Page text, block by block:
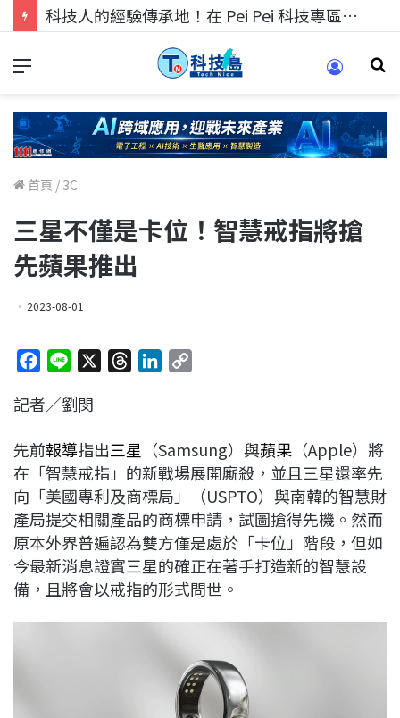
科技人的經驗傳承地！在 Pei Pei 科技專區，與學弟妹交流最硬核的技術
首頁 / 3C
三星不僅是卡位！智慧戒指將搶
先蘋果推出
2023-08-01
c
b
o
o
k
n
a
d
s
e
d
I
n
L
i
k
記者／劉閔
先前報導指出三星 （Samsung）與蘋果 （Apple）將
在「智慧戒指」的新戰場展開廝殺，並且三星還率先
向「美國專利及商標局」（USPTO）與南韓的智慧財
產局提交相關產品的商標申請，試圖搶得先機。然而
原本外界普遍認為雙方僅是處於「卡位」階段，但如
今最新消息證實三星的確正在著手打造新的智慧設
備，且將會以戒指的形式問世。